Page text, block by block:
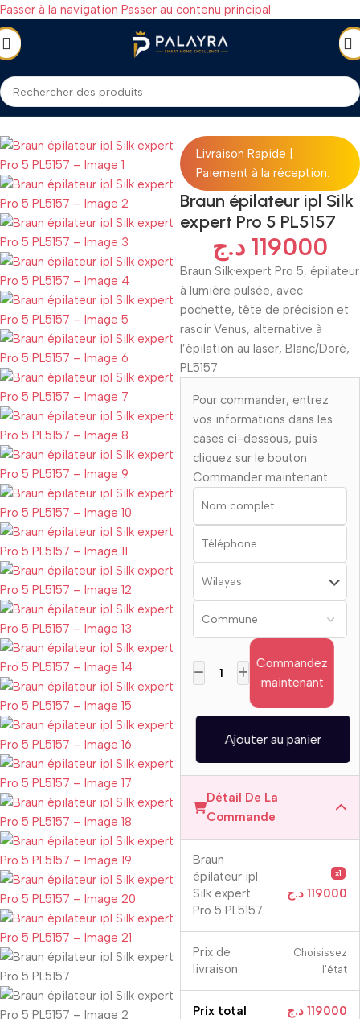
Passer à la navigation Passer au contenu principal
Accueil/SANTÉ & BEAUTÉ/Appareils Santé et Beauté/Épilateurs
Livraison Rapide |
Paiement à la réception.
Braun épilateur ipl Silk
expert Pro 5 PL5157
119000 د.ج
Braun Silk·expert Pro 5, épilateur
à lumière pulsée, avec
pochette, tête de précision et
rasoir Venus, alternative à
l’épilation au laser, Blanc/Doré,
PL5157
Pour commander, entrez
vos informations dans les
cases ci-dessous, puis
cliquez sur le bouton
Commander maintenant
Commandez
maintenant
Ajouter au panier
Détail De La
Commande
Braun
épilateur ipl
Silk expert
Pro 5 PL5157
x1
119000 د.ج
Prix ​​de
livraison
Choisissez
l'état
Prix ​​total 119000 د.ج